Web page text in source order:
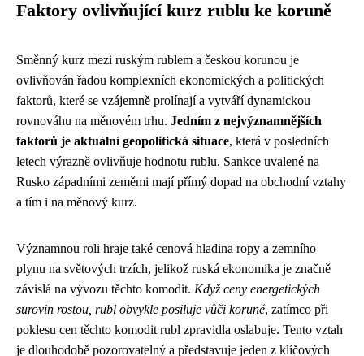
Faktory ovlivňující kurz rublu ke koruně
Směnný kurz mezi ruským rublem a českou korunou je
ovlivňován řadou komplexních ekonomických a politických
faktorů, které se vzájemně prolínají a vytváří dynamickou
rovnováhu na měnovém trhu. Jedním z nejvýznamnějších
faktorů je aktuální geopolitická situace, která v posledních
letech výrazně ovlivňuje hodnotu rublu. Sankce uvalené na
Rusko západními zeměmi mají přímý dopad na obchodní vztahy
a tím i na měnový kurz.
Významnou roli hraje také cenová hladina ropy a zemního
plynu na světových trzích, jelikož ruská ekonomika je značně
závislá na vývozu těchto komodit. Když ceny energetických
surovin rostou, rubl obvykle posiluje vůči koruně, zatímco při
poklesu cen těchto komodit rubl zpravidla oslabuje. Tento vztah
je dlouhodobě pozorovatelný a představuje jeden z klíčových